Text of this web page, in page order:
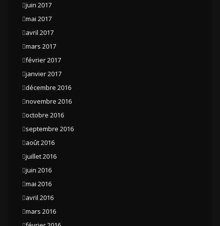
juin 2017
mai 2017
avril 2017
mars 2017
février 2017
janvier 2017
décembre 2016
novembre 2016
octobre 2016
septembre 2016
août 2016
juillet 2016
juin 2016
mai 2016
avril 2016
mars 2016